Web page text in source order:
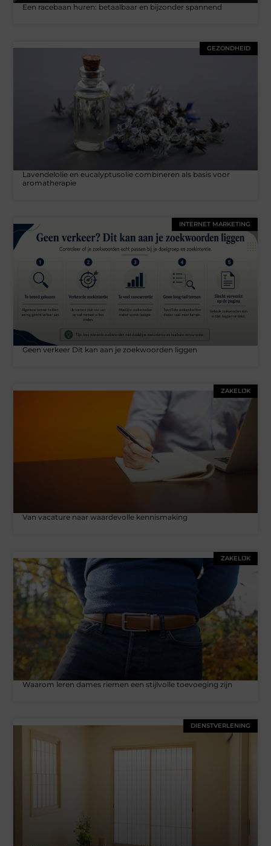
Een racebaan huren: betaalbaar en bijzonder spannend
GEZONDHEID
Lavendelolie en eucalyptusolie combineren als basis voor
aromatherapie
INTERNET MARKETING
Geen verkeer Dit kan aan je zoekwoorden liggen
ZAKELIJK
Van vacature naar waardevolle kennismaking
ZAKELIJK
Waarom leren dames riemen een stijlvolle toevoeging zijn
DIENSTVERLENING